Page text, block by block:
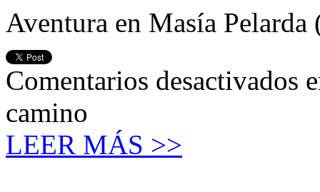
Aventura en Masía
Comentarios desactivados
camino
LEER MÁS >>